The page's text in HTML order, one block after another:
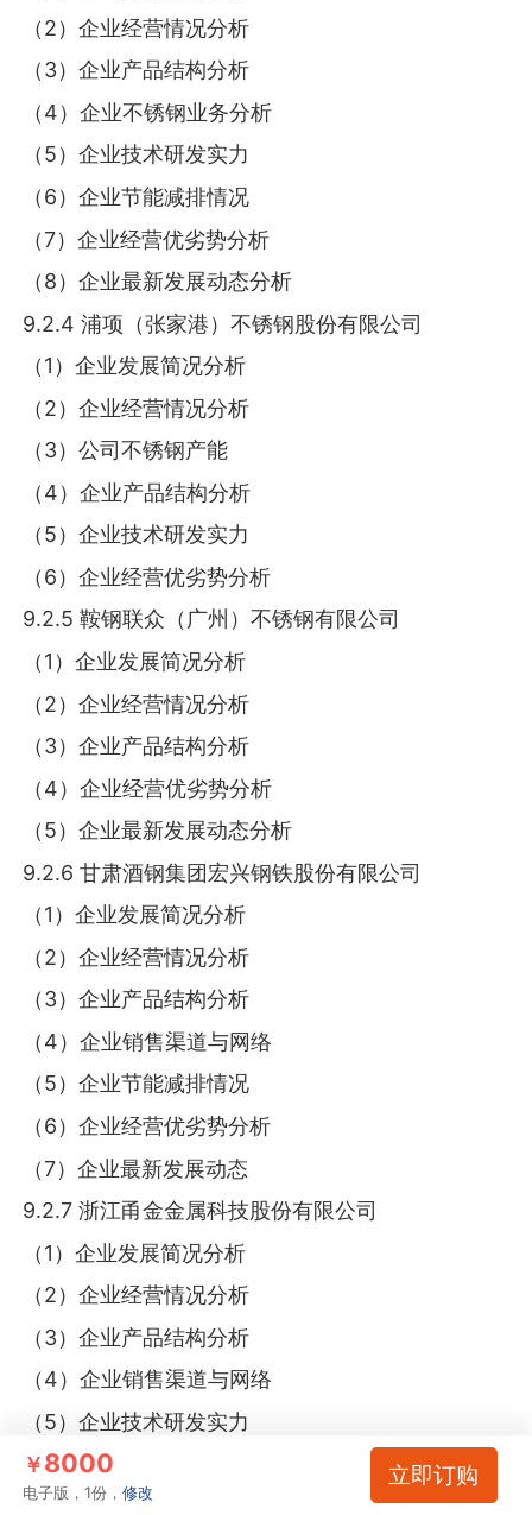
（2）企业经营情况分析
（3）企业产品结构分析
（4）企业不锈钢业务分析
（5）企业技术研发实力
（6）企业节能减排情况
（7）企业经营优劣势分析
（8）企业最新发展动态分析
9.2.4 浦项（张家港）不锈钢股份有限公司
（1）企业发展简况分析
（2）企业经营情况分析
（3）公司不锈钢产能
（4）企业产品结构分析
（5）企业技术研发实力
（6）企业经营优劣势分析
9.2.5 鞍钢联众（广州）不锈钢有限公司
（1）企业发展简况分析
（2）企业经营情况分析
（3）企业产品结构分析
（4）企业经营优劣势分析
（5）企业最新发展动态分析
9.2.6 甘肃酒钢集团宏兴钢铁股份有限公司
（1）企业发展简况分析
（2）企业经营情况分析
（3）企业产品结构分析
（4）企业销售渠道与网络
（5）企业节能减排情况
（6）企业经营优劣势分析
（7）企业最新发展动态
9.2.7 浙江甬金金属科技股份有限公司
（1）企业发展简况分析
（2）企业经营情况分析
（3）企业产品结构分析
（4）企业销售渠道与网络
（5）企业技术研发实力
（6）企业经营优劣势分析
（7）企业最新发展动态
￥8000
电子版，1份，修改
立即订购